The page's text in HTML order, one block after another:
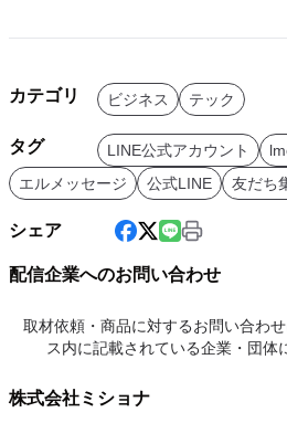
カテゴリ ビジネス テック
タグ LINE公式アカウント
エルメッセージ
公式LINE 友だち
シェア
配信企業へのお問い合わせ
取材依頼・商品に対するお問い合わ
ス内に記載されている企業・団体
株式会社ミショナ